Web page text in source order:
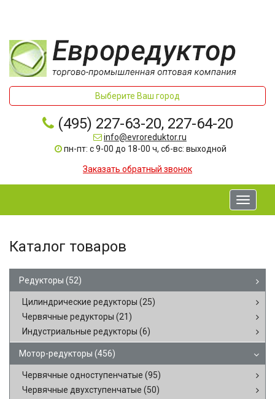
Выберите Ваш город
(495) 227-63-20, 227-64-20
info@evroreduktor.ru
пн-пт: с 9-00 до 18-00 ч, сб-вс: выходной
Заказать обратный звонок
Toggle
Каталог товаров
Редукторы (52)
Цилиндрические редукторы (25)
Червячные редукторы (21)
Индустриальные редукторы (6)
Мотор-редукторы (456)
Червячные одноступенчатые (95)
Червячные двухступенчатые (50)